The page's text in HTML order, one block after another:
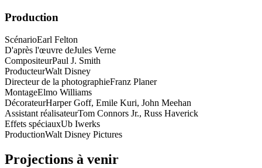
Production
ScénarioEarl Felton
D'après l'œuvre deJules Verne
CompositeurPaul J. Smith
ProducteurWalt Disney
Directeur de la photographieFranz Planer
MontageElmo Williams
DécorateurHarper Goff, Emile Kuri, John Meehan
Assistant réalisateurTom Connors Jr., Russ Haverick
Effets spéciauxUb Iwerks
ProductionWalt Disney Pictures
Projections à venir